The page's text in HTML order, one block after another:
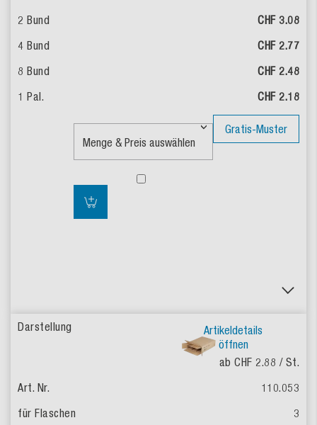
CHF 3.08
CHF 2.77
CHF 2.48
CHF 2.18
Gratis-Muster
Artikeldetails
öffnen
ab CHF 2.88 / St.
110.053
3